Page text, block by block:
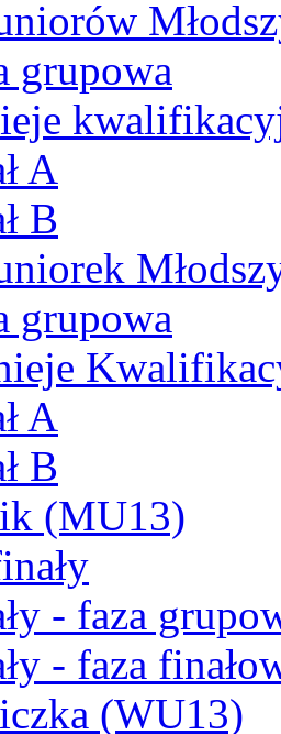
grupowa
A
B
grupowa
A
B
(MU13)
- faza
- faza
(WU13)